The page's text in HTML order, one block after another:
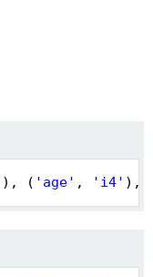
), ( 'age' , 'i4' ),